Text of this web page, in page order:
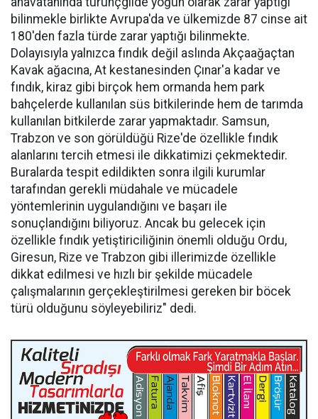
bilinmekle birlikte Avrupa'da ve ülkemizde 87 cinse ait
180'den fazla türde zarar yaptığı bilinmekte.
Dolayısıyla yalnızca fındık değil aslında Akçaağaçtan
Kavak ağacına, At kestanesinden Çınar'a kadar ve
fındık, kiraz gibi birçok hem ormanda hem park
bahçelerde kullanılan süs bitkilerinde hem de tarımda
kullanılan bitkilerde zarar yapmaktadır. Samsun,
Trabzon ve son görüldüğü Rize'de özellikle fındık
alanlarını tercih etmesi ile dikkatimizi çekmektedir.
Buralarda tespit edildikten sonra ilgili kurumlar
tarafından gerekli müdahale ve mücadele
yöntemlerinin uygulandığını ve başarı ile
sonuçlandığını biliyoruz. Ancak bu gelecek için
özellikle fındık yetiştiriciliğinin önemli olduğu Ordu,
Giresun, Rize ve Trabzon gibi illerimizde özellikle
dikkat edilmesi ve hızlı bir şekilde mücadele
çalışmalarının gerçekleştirilmesi gereken bir böcek
türü olduğunu söyleyebiliriz" dedi.